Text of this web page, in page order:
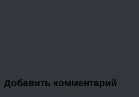
Добавить комментарий